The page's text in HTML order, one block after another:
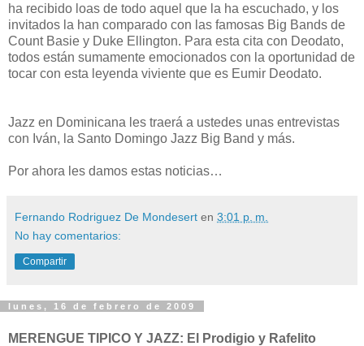
ha recibido loas de todo aquel que la ha escuchado, y los
invitados la han comparado con las famosas Big Bands de
Count Basie y Duke Ellington. Para esta cita con Deodato,
todos están sumamente emocionados con la oportunidad de
tocar con esta leyenda viviente que es Eumir Deodato.
Jazz en Dominicana les traerá a ustedes unas entrevistas
con Iván, la Santo Domingo Jazz Big Band y más.
Por ahora les damos estas noticias…
Fernando Rodriguez De Mondesert en 3:01 p. m.
No hay comentarios:
Compartir
lunes, 16 de febrero de 2009
MERENGUE TIPICO Y JAZZ: El Prodigio y Rafelito